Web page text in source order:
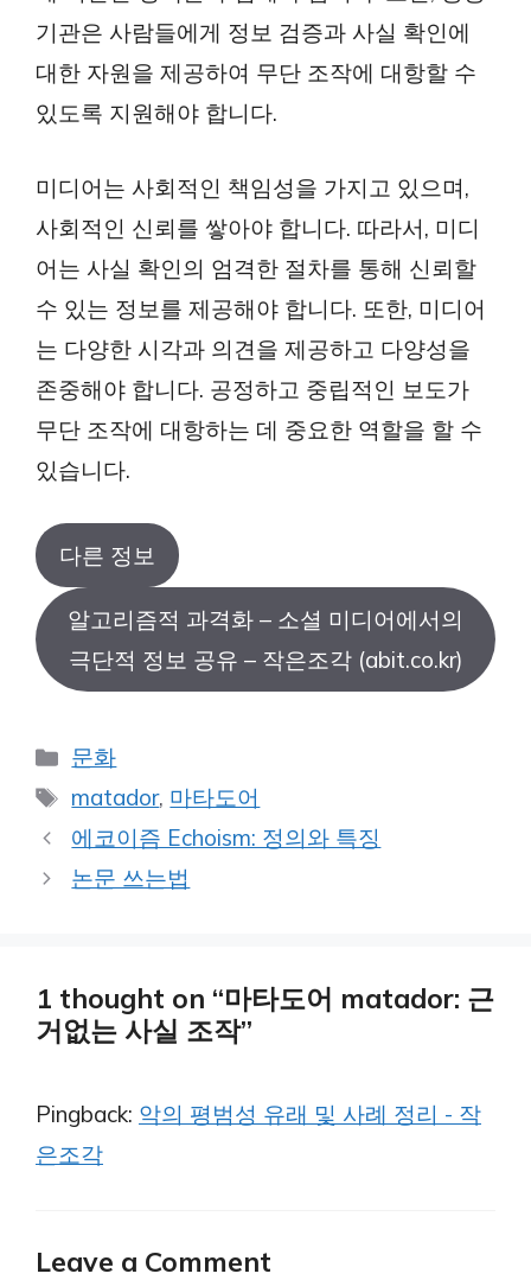
기관은 사람들에게 정보 검증과 사실 확인에
대한 자원을 제공하여 무단 조작에 대항할 수
있도록 지원해야 합니다.
미디어는 사회적인 책임성을 가지고 있으며,
사회적인 신뢰를 쌓아야 합니다. 따라서, 미디
어는 사실 확인의 엄격한 절차를 통해 신뢰할
수 있는 정보를 제공해야 합니다. 또한, 미디어
는 다양한 시각과 의견을 제공하고 다양성을
존중해야 합니다. 공정하고 중립적인 보도가
무단 조작에 대항하는 데 중요한 역할을 할 수
있습니다.
다른 정보
알고리즘적 과격화 – 소셜 미디어에서의
극단적 정보 공유 – 작은조각 (abit.co.kr)
Categories
문화
Tags
matador, 마타도어
에코이즘 Echoism: 정의와 특징
논문 쓰는법
1 thought on “마타도어 matador: 근
거없는 사실 조작”
Pingback: 악의 평범성 유래 및 사례 정리 - 작
은조각
Leave a Comment